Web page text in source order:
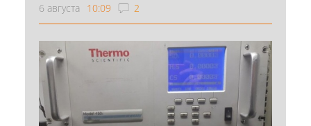
6 августа 10:09 2